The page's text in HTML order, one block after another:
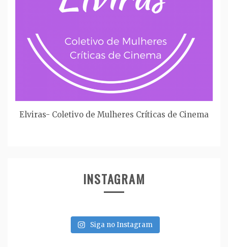
Elviras- Coletivo de Mulheres Críticas de Cinema
INSTAGRAM
Siga no Instagram